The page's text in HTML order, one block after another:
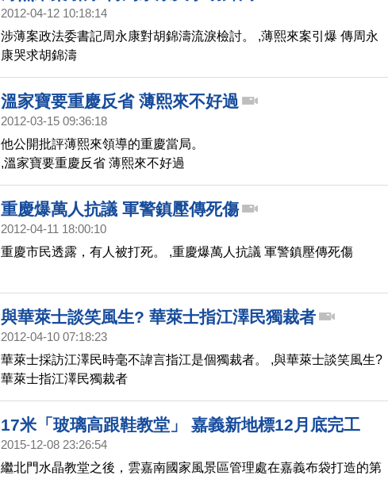
2012-04-12 10:18:14
涉薄案政法委書記周永康對胡錦濤流淚檢討。 ,薄熙來案引爆 傳周永
康哭求胡錦濤
溫家寶要重慶反省 薄熙來不好過
2012-03-15 09:36:18
他公開批評薄熙來領導的重慶當局。
,溫家寶要重慶反省 薄熙來不好過
重慶爆萬人抗議 軍警鎮壓傳死傷
2012-04-11 18:00:10
重慶市民透露，有人被打死。 ,重慶爆萬人抗議 軍警鎮壓傳死傷
與華萊士談笑風生? 華萊士指江澤民獨裁者
2012-04-10 07:18:23
華萊士採訪江澤民時毫不諱言指江是個獨裁者。 ,與華萊士談笑風生?
華萊士指江澤民獨裁者
17米「玻璃高跟鞋教堂」 嘉義新地標12月底完工
2015-12-08 23:26:54
繼北門水晶教堂之後，雲嘉南國家風景區管理處在嘉義布袋打造的第